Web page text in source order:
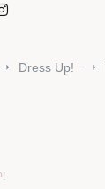
Dress Up!